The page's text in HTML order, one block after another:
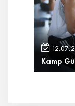
Kamp